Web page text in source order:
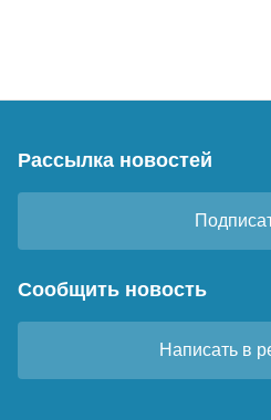
Рассылка новостей
Сообщить новость
Написать в